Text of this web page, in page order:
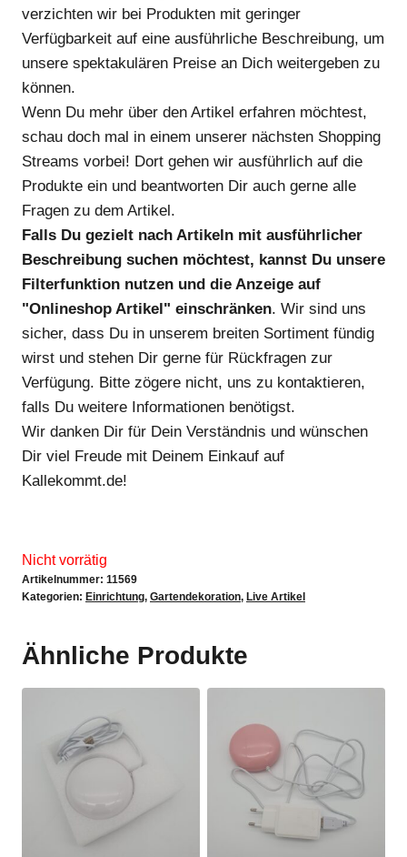
verzichten wir bei Produkten mit geringer
Verfügbarkeit auf eine ausführliche Beschreibung, um
unsere spektakulären Preise an Dich weitergeben zu
können.
Wenn Du mehr über den Artikel erfahren möchtest,
schau doch mal in einem unserer nächsten Shopping
Streams vorbei! Dort gehen wir ausführlich auf die
Produkte ein und beantworten Dir auch gerne alle
Fragen zu dem Artikel.
Falls Du gezielt nach Artikeln mit ausführlicher
Beschreibung suchen möchtest, kannst Du unsere
Filterfunktion nutzen und die Anzeige auf
"Onlineshop Artikel" einschränken. Wir sind uns
sicher, dass Du in unserem breiten Sortiment fündig
wirst und stehen Dir gerne für Rückfragen zur
Verfügung. Bitte zögere nicht, uns zu kontaktieren,
falls Du weitere Informationen benötigst.
Wir danken Dir für Dein Verständnis und wünschen
Dir viel Freude mit Deinem Einkauf auf
Kallekommt.de!
Nicht vorrätig
Artikelnummer: 11569
Kategorien: Einrichtung, Gartendekoration, Live Artikel
Ähnliche Produkte